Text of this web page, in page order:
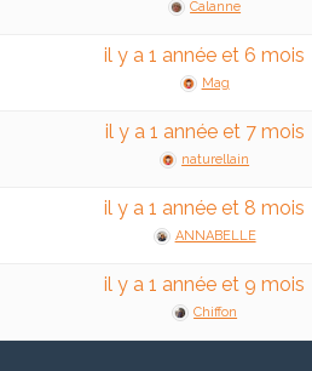
Calanne
il y a 1 année et 6 mois
Mag
il y a 1 année et 7 mois
naturellain
il y a 1 année et 8 mois
ANNABELLE
il y a 1 année et 9 mois
Chiffon